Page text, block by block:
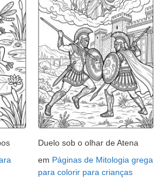
Duelo sob o olhar de Atena
em Páginas de Mitologia grega
para colorir para crianças